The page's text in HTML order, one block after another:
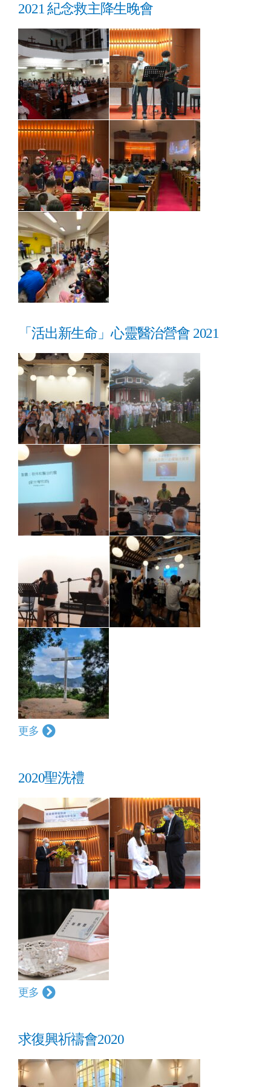
2021 紀念救主降生晚會
「活出新生命」心靈醫治營會 2021
更多
2020聖洗禮
更多
求復興祈禱會2020